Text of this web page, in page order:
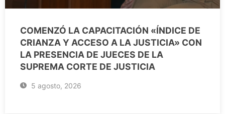
COMENZÓ LA CAPACITACIÓN «ÍNDICE DE
CRIANZA Y ACCESO A LA JUSTICIA» CON
LA PRESENCIA DE JUECES DE LA
SUPREMA CORTE DE JUSTICIA
5 agosto, 2026